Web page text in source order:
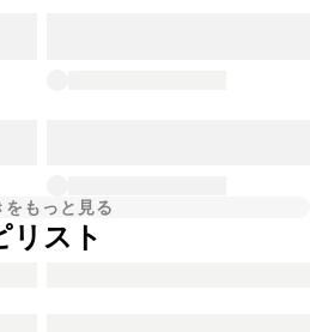
をもっと見る
リスト